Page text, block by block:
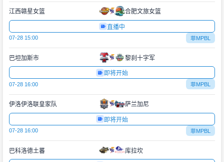
江西赣星女篮 合肥文旅女篮
直播中
07-28 15:00 菲MPBL
巴坦加斯市 黎刹十字军
即将开始
07-28 16:00 菲MPBL
伊洛伊洛联皇家队 萨兰加尼
即将开始
07-28 16:00 菲MPBL
巴科洛德土蕃 库拉坎